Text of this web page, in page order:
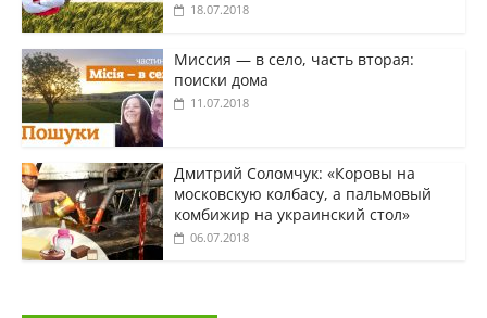
18.07.2018
Миссия — в село, часть вторая:
поиски дома
11.07.2018
Дмитрий Соломчук: «Коровы на
московскую колбасу, а пальмовый
комбижир на украинский стол»
06.07.2018